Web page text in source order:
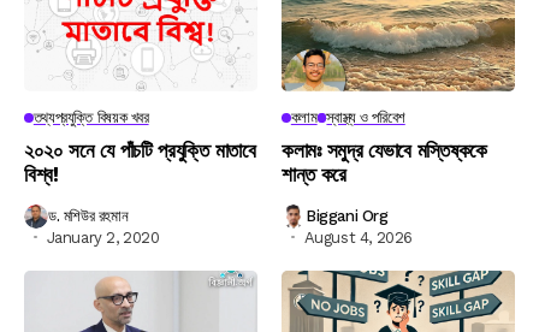
তথ্যপ্রযুক্তি বিষয়ক খবর
২০২০ সনে যে পাঁচটি প্রযুক্তি মাতাবে
বিশ্ব!
ড. মশিউর রহমান
January 2, 2020
কলাম স্বাস্থ্য ও পরিবেশ
কলামঃ সমুদ্র যেভাবে মস্তিষ্ককে
শান্ত করে
Biggani Org
August 4, 2026